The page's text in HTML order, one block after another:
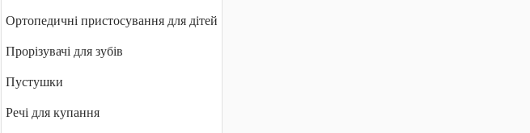
Ортопедичні пристосування для дітей
Прорізувачі для зубів
Пустушки
Речі для купання